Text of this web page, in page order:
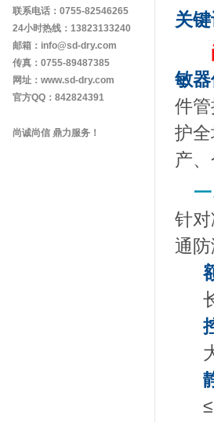
联系电话：0755-82546265
24小时热线：13823133240
邮箱：info@sd-dry.com
传真：0755-89487385
网址：www.sd-dry.com
官方QQ：842824391
尚诚尚信 鼎力服务！
关
敏器
件
护
产
针
通防